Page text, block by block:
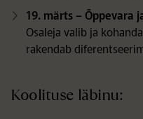
19. märts – Õppevara
Osaleja valib ja
rakendab
Koolituse läbinu: